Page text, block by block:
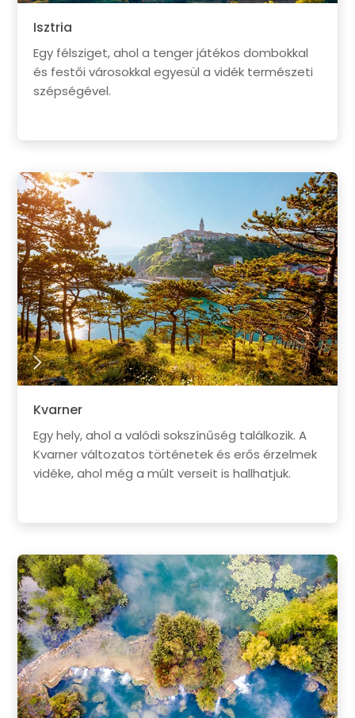
Isztria
Egy félsziget, ahol a tenger játékos dombokkal
és festői városokkal egyesül a vidék természeti
szépségével.
Kvarner
Egy hely, ahol a valódi sokszínűség találkozik. A
Kvarner változatos történetek és erős érzelmek
vidéke, ahol még a múlt verseit is hallhatjuk.